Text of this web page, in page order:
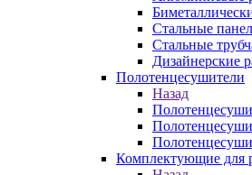
Стальные
Стальные
Дизайнерские
Полотенцесушители
Назад
Комплектующие для